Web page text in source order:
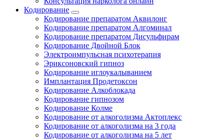
Кодирование
Кодирование препаратом Аквилонг
Кодирование препаратом Алгоминал
Кодирование препаратом Дисульфирам
Кодирование Двойной Блок
Электроимпульсная психотерапия
Эриксоновский гипноз
Кодирование иглоукалыванием
Имплантация Продетоксон
Кодирование Алкоблокада
Кодирование гипнозом
Кодирование Колме
Кодирование от алкоголизма Актоплекс
Кодирование от алкоголизма на 3 года
Кодирование от алкоголизма на 5 лет